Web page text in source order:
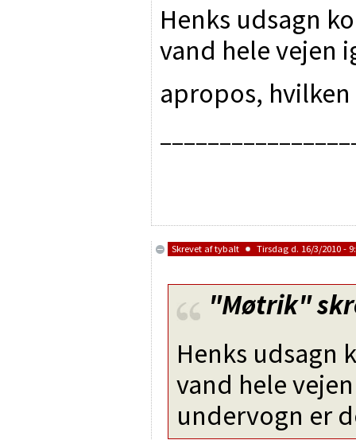
Henks udsagn
vand hele vejen
apropos,
Skrevet aftybalt Tirsdag d. 16/3/2010 -
"Møtrik"
Henks udsagn
vand hele
undervogn er